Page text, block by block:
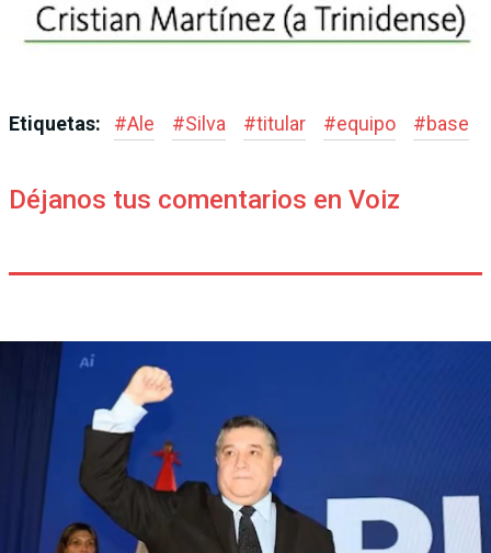
Etiquetas: #Ale #Silva #titular #equipo #base
Déjanos tus comentarios en Voiz